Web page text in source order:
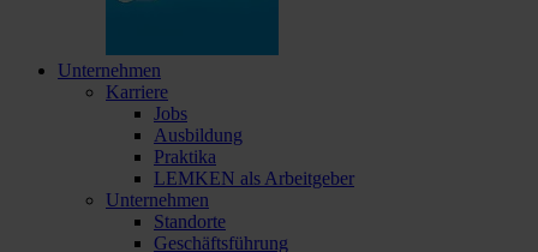
Unternehmen
Karriere
Jobs
Ausbildung
Praktika
LEMKEN als Arbeitgeber
Unternehmen
Standorte
Geschäftsführung